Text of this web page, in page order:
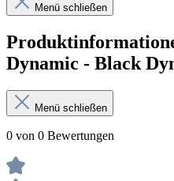
Menü schließen
Dynamic - Black
Menü schließen
0 von 0 Bewertungen